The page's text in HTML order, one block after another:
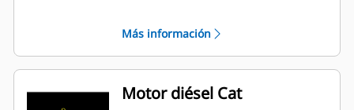
estacionario del estándar ISO
8528-5
Más información
Motor diésel Cat